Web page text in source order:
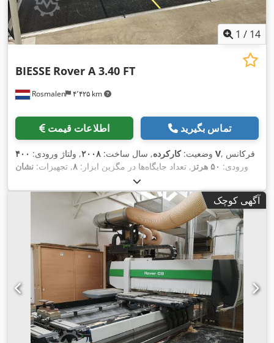
1 / 14
Rosmalen ۴٬۴۲۵ km
BIESSE Rover A 3.40 FT
اطلاعات قیمت تماس بگیرید
وضعیت:کارکرده, سال ساخت: ۲۰۰۸, ولتاژ ورودی: ۴۰۰ V, فرکانس
ورودی: ۵۰ هرتز , تعداد جایگاه‌ها در مگزین ابزار: ۸, تجهیزات: نشان
آگهی کوچک